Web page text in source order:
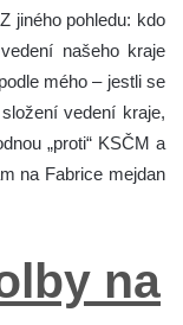
jiného pohledu: kdo
našeho kraje
mého – jestli se
vedení kraje,
„proti“ KSČM a
na Fabrice mejdan
na